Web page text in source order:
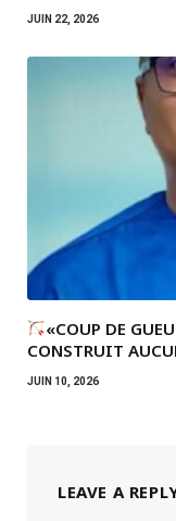
JUIN 22, 2026
«COUP DE
CONSTRUIT
JUIN 10, 2026
LEAVE A